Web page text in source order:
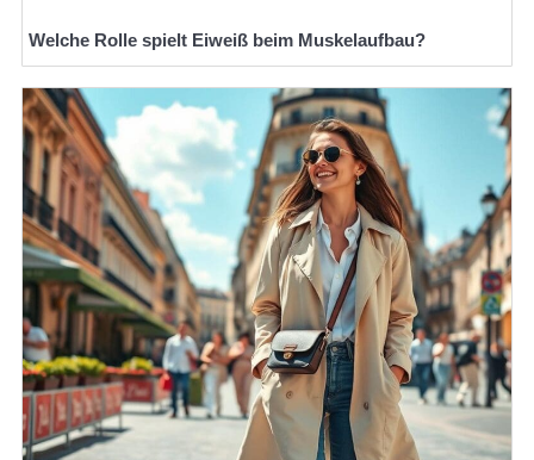
Welche Rolle spielt Eiweiß beim Muskelaufbau?